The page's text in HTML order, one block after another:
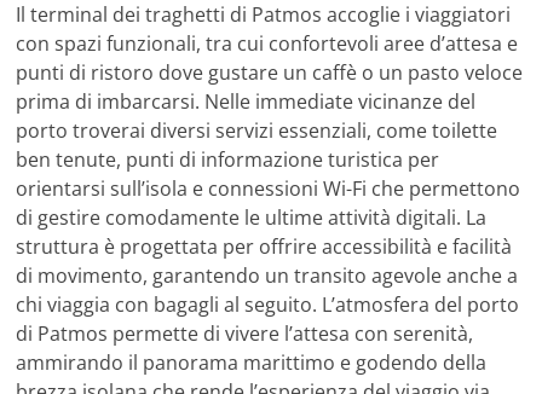
Il terminal dei traghetti di Patmos accoglie i viaggiatori
con spazi funzionali, tra cui confortevoli aree d’attesa e
punti di ristoro dove gustare un caffè o un pasto veloce
prima di imbarcarsi. Nelle immediate vicinanze del
porto troverai diversi servizi essenziali, come toilette
ben tenute, punti di informazione turistica per
orientarsi sull’isola e connessioni Wi-Fi che permettono
di gestire comodamente le ultime attività digitali. La
struttura è progettata per offrire accessibilità e facilità
di movimento, garantendo un transito agevole anche a
chi viaggia con bagagli al seguito. L’atmosfera del porto
di Patmos permette di vivere l’attesa con serenità,
ammirando il panorama marittimo e godendo della